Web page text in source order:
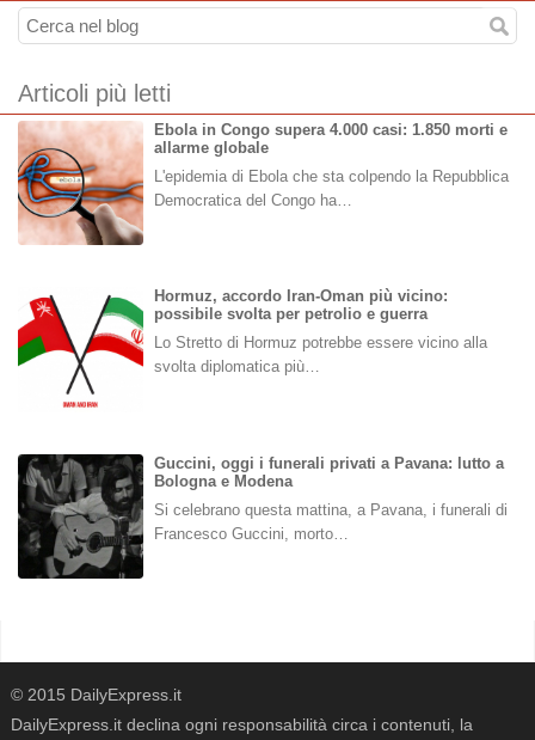
Articoli più letti
Ebola in Congo supera 4.000 casi: 1.850 morti e
allarme globale
L'epidemia di Ebola che sta colpendo la Repubblica
Democratica del Congo ha…
Hormuz, accordo Iran-Oman più vicino:
possibile svolta per petrolio e guerra
Lo Stretto di Hormuz potrebbe essere vicino alla
svolta diplomatica più…
Guccini, oggi i funerali privati a Pavana: lutto a
Bologna e Modena
Si celebrano questa mattina, a Pavana, i funerali di
Francesco Guccini, morto…
© 2015 DailyExpress.it
DailyExpress.it declina ogni responsabilità circa i contenuti, la